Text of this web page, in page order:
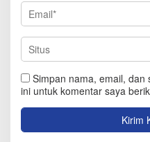
Simpan nama, email, dan
ini untuk komentar saya